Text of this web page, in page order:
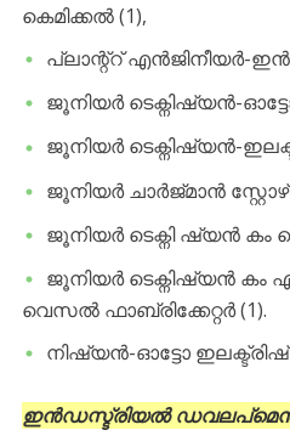
കെമിക്കൽ (1),
പ്ലാന്റ്റ് എൻജിനീയർ-
ജൂനിയർ ടെക്നിഷ്യൻ-
ജൂനിയർ ടെക്നിഷ്യൻ-
ജൂനിയർ ചാർജ്‌മാൻ
ജൂനിയർ ടെക്നി ഷ്യൻ കം
ജൂനിയർ ടെക്നിഷ്യൻ
വെസൽ ഫാബ്രിക്കേറ്റർ (1).
നിഷ്യൻ-ഓട്ടോ
ഇൻഡസ്ട്രിയൽ